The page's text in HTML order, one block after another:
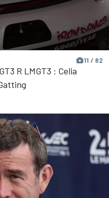
11 / 82
R LMGT3 : Celia